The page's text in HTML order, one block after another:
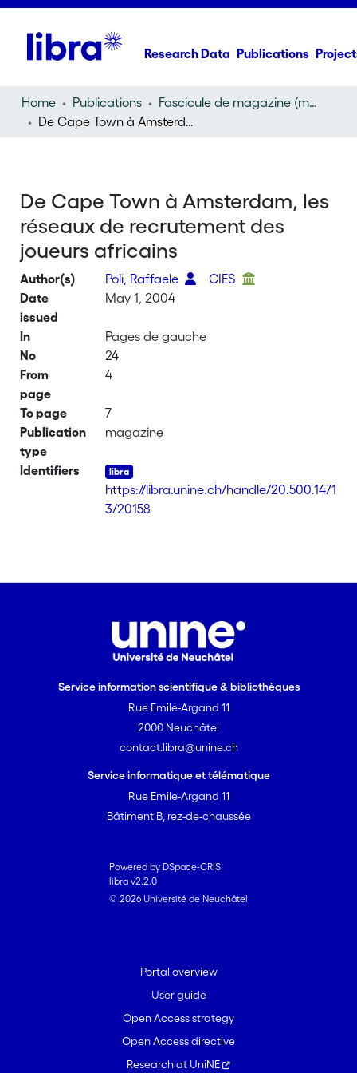
Research Data Publications
Home Publications
Fascicule de magazine (magazine)
De Cape Town à Amsterdam, les réseaux de recrutement des joueurs africains
De Cape Town à Amsterdam, les
réseaux de recrutement des
joueurs africains
Author(s) Poli, Raffaele
CIES
Date
issued
May 1, 2004
In
Pages de gauche
No
24
From
page
4
To page
7
Publication
type
magazine
Identifiers
https://libra.unine.ch/handle/20.500.1471
3/20158
Service information scientifique & bibliothèques
Rue Emile-Argand 11
2000 Neuchâtel
contact.libra@unine.ch
Service informatique et télématique
Rue Emile-Argand 11
Bâtiment B, rez-de-chaussée
Powered by DSpace-CRIS
libra v2.2.0
© 2026 Université de Neuchâtel
Portal overview
User guide
Open Access strategy
Open Access directive
Research at UniNE